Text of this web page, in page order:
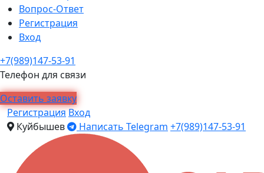
Вопрос-Ответ
Регистрация
Вход
+7(989)147-53-91
Телефон для связи
Оставить заявку
РегистрацияВход
Куйбышев
Написать Telegram +7(989)147-53-91